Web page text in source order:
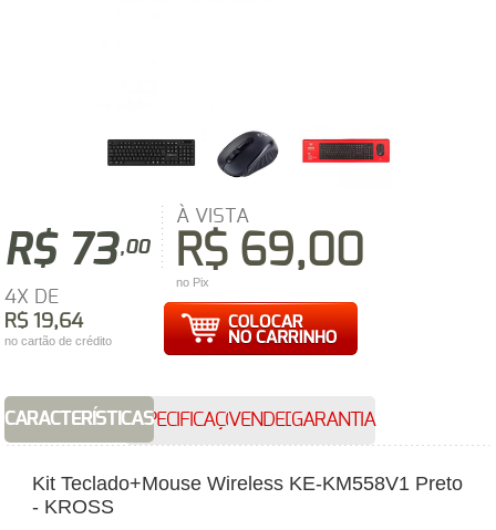
R$ 73,00
À VISTA
R$ 69,00
no Pix
4X DE
R$ 19,64
no cartão de crédito
CARACTERÍSTICASESPECIFICAÇÕESVENDEDORGARANTIA
Kit Teclado+Mouse Wireless KE-KM558V1 Preto
- KROSS